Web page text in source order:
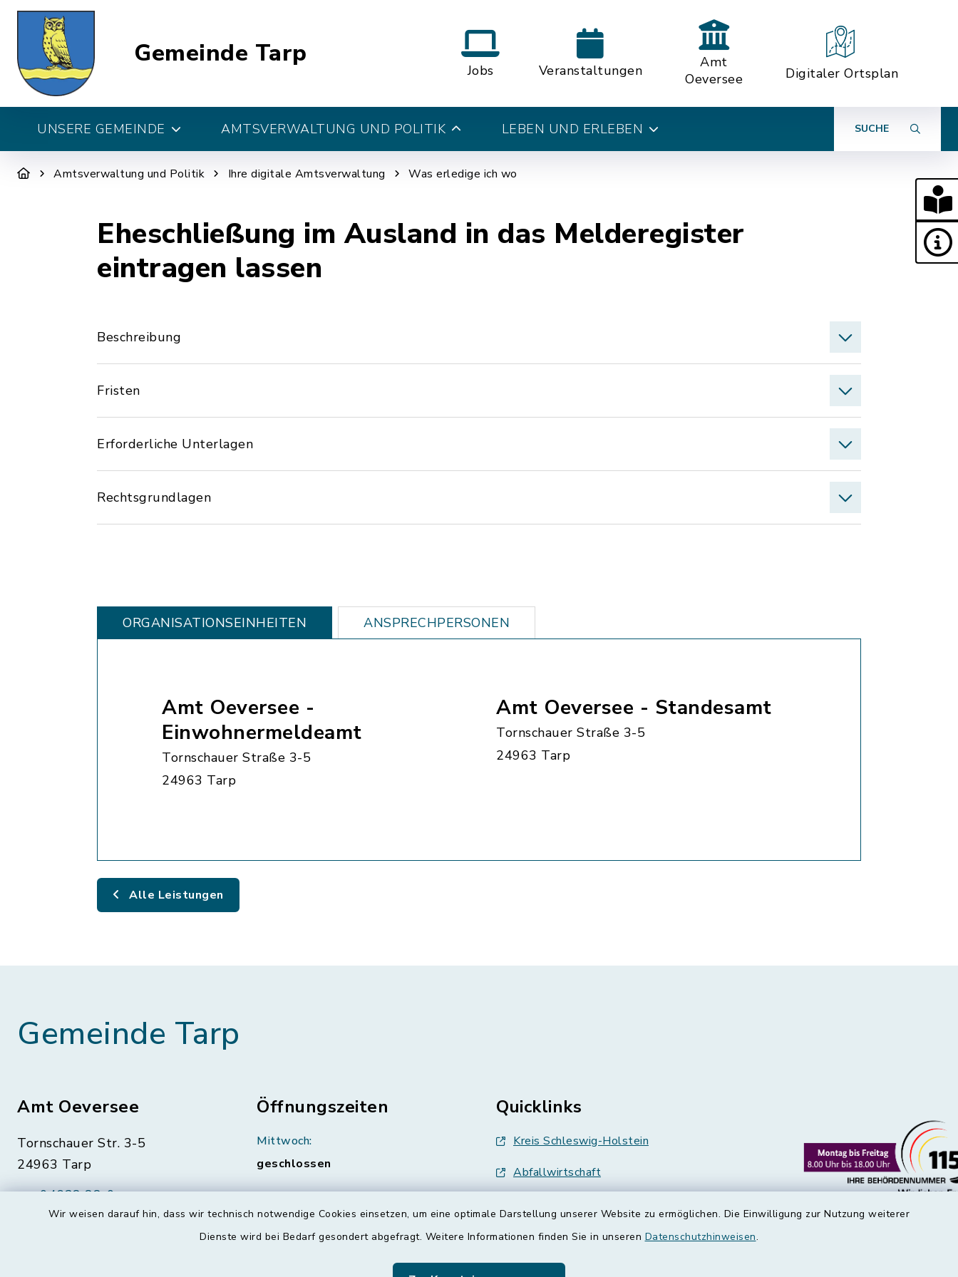
Wir weisen darauf hin, dass wir technisch notwendige Cookies einsetzen, um eine optimale Darstellung unserer Website zu ermöglichen. Die Einwilligung zur Nutzung weiterer
Dienste wird bei Bedarf gesondert abgefragt. Weitere Informationen finden Sie in unseren Datenschutzhinweisen.
Gemeinde Tarp
Jobs Veranstaltungen
Amt
Oeversee
Digitaler Ortsplan
UNSERE GEMEINDE AMTSVERWALTUNG UND POLITIK LEBEN UND ERLEBEN SUCHE
Amtsverwaltung und Politik Ihre digitale Amtsverwaltung Was erledige ich wo
Eheschließung im Ausland in das Melderegister
eintragen lassen
Beschreibung
Fristen
Erforderliche Unterlagen
Rechtsgrundlagen
ORGANISATIONS­EINHEITEN ANSPRECHPERSONEN
Amt Oeversee -
Einwohnermeldeamt
Tornschauer Straße 3-5
24963 Tarp
Amt Oeversee - Standesamt
Tornschauer Straße 3-5
24963 Tarp
Alle Leistungen
Gemeinde Tarp
Amt Oeversee
Tornschauer Str. 3-5
24963 Tarp
04638 88-0
04638 88-11
Öffnungszeiten
Mittwoch:
geschlossen
Freitag:
08:30-12:00 Uhr
Quicklinks
Kreis Schleswig-Holstein
Abfallwirtschaft
Treenespiegel
Schulverband Sieverstedt